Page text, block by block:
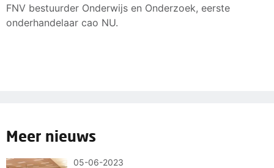
FNV bestuurder Onderwijs en Onderzoek, eerste
onderhandelaar cao NU.
Meer nieuws
05-06-2023